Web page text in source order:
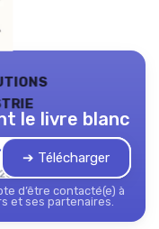
le livre blanc
➔ Télécharger
d’être contacté(e) à
et ses partenaires.